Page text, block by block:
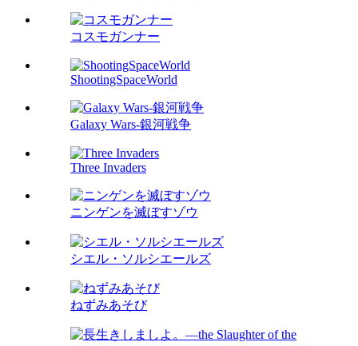
コスモガンナー
ShootingSpaceWorld
Galaxy Wars-銀河戦争
Three Invaders
ニンゲンを滅ぼすゾウ
シエル・ソルシエールズ
ねずみあそび